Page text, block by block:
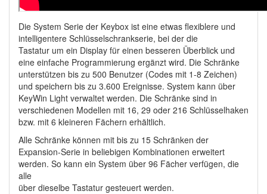
Die System Serie der Keybox ist eine etwas flexiblere und
intelligentere Schlüsselschrankserie, bei der die
Tastatur um ein Display für einen besseren Überblick und
eine einfache Programmierung ergänzt wird. Die Schränke
unterstützen bis zu 500 Benutzer (Codes mit 1-8 Zeichen)
und speichern bis zu 3.600 Ereignisse. System kann über
KeyWin Light verwaltet werden. Die Schränke sind in
verschiedenen Modellen mit 16, 29 oder 216 Schlüsselhaken
bzw. mit 6 kleineren Fächern erhältlich.
Alle Schränke können mit bis zu 15 Schränken der
Expansion-Serie in beliebigen Kombinationen erweitert
werden. So kann ein System über 96 Fächer verfügen, die
alle
über dieselbe Tastatur gesteuert werden.